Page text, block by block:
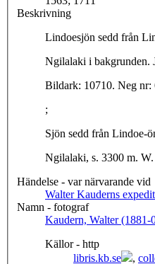
Beskrivning
Lindoesjön sedd från
Bildark: 10710.
;
Sjön sedd från Lindoe-
Händelse - var närvarande vid
Walter Kauderns
Namn - fotograf
Kaudern, Walter (1881-
Källor - http
libris.kb.se
,